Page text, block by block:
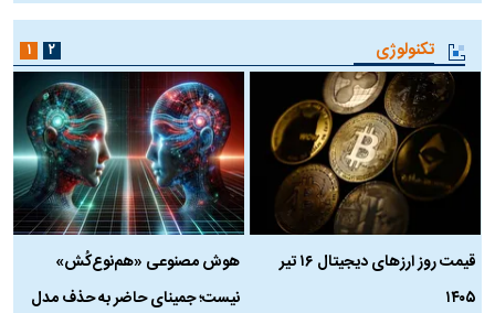
تکنولوژی
قیمت روز ارز‌های دیجیتال ۱۶ تیر
۱۴۰۵
هوش مصنوعی «هم‌نوع‌کُش»
نیست؛ جمینای حاضر به حذف مدل
۱ ۲